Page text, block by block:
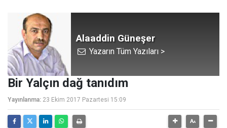
Alaaddin Güneşer
Yazarın Tüm Yazıları >
Bir Yalçın dağ tanıdım
Yayınlanma: 23 Ekim 2017 Pazartesi 15:09